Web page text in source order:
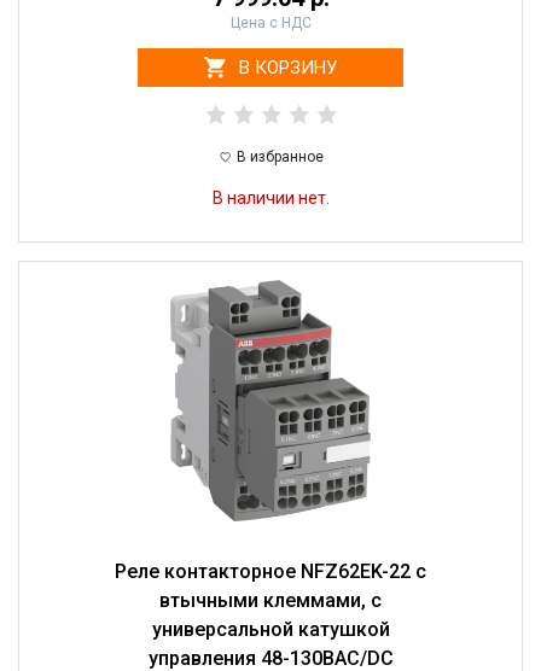
Цена с НДС
В КОРЗИНУ
В избранное
В наличии нет.
Реле контакторное NFZ62EK-22 с
втычными клеммами, с
универсальной катушкой
управления 48-130BAC/DC